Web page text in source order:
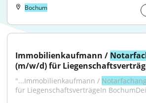
Bochum
Immobilienkaufmann /
(m/w/d) für
"...Immobilienkaufmann /
für LiegenschaftsverträgeIn